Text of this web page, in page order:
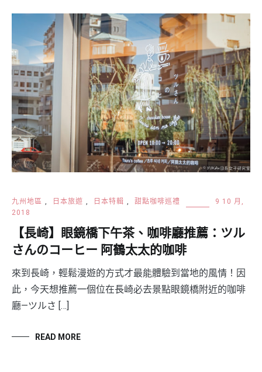
九州地區 , 日本旅遊 , 日本特輯 , 甜點咖啡巡禮
9 10 月,
2018
【長崎】眼鏡橋下午茶、咖啡廳推薦：ツル
さんのコーヒー 阿鶴太太的咖啡
來到長崎，輕鬆漫遊的方式才最能體驗到當地的風情！因
此，今天想推薦一個位在長崎必去景點眼鏡橋附近的咖啡
廳—ツルさ […]
READ MORE